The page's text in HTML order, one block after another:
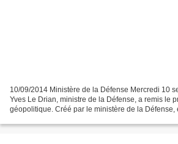
10/09/2014 Ministère de la Défense Mercredi 10
Yves Le Drian, ministre de la Défense, a remis le
géopolitique. Créé par le ministère de la Défense,